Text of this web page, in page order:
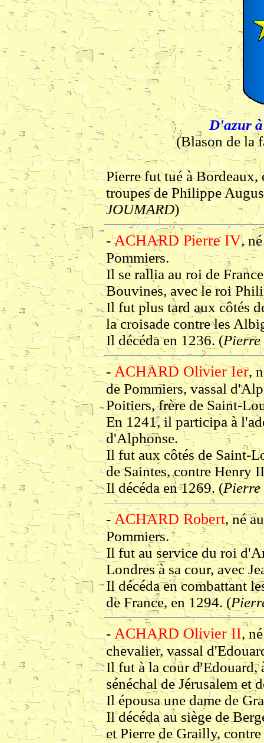
D'azur
(Blason de la
Pierre fut tué à
troupes de Philippe
JOUMARD)
-ACHARD Pierre IV,
Pommiers.
Il se rallia au roi de
Bouvines, avec le roi
Il fut plus tard aux côtés
la croisade contre les
Il décéda en 1236. (Pierre
- ACHARD Olivier Ier,
de Pommiers, vassal
Poitiers, frère de Saint-
En 1241, il participa à
d'Alphonse.
Il fut aux côtés de Saint-
de Saintes, contre Henry
Il décéda en 1269. (
-ACHARD Robert, né
Pommiers.
Il fut au service du roi
Londres à sa cour, avec
Il décéda en combattant
de France, en 1294. (
- ACHARD Olivier II,
chevalier, vassal
Il fut à la cour d'Edouard,
sénéchal de Jérusalem et
Il épousa une dame de
Il décéda au siège de
et Pierre de Grailly,